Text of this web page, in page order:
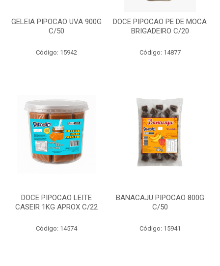
GELEIA PIPOCAO UVA 900G
C/50
Código: 15942
DOCE PIPOCAO PE DE MOCA
BRIGADEIRO C/20
Código: 14877
DOCE PIPOCAO LEITE
CASEIR 1KG APROX C/22
Código: 14574
BANACAJU PIPOCAO 800G
C/50
Código: 15941